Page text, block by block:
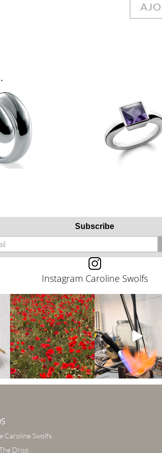
Subscribe
Instagram Caroline Swolfs
Caroline Swolfs
Drop